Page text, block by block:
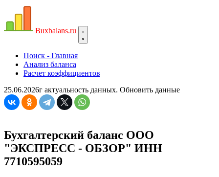
Buxbalans.ru
Поиск - Главная
Анализ баланса
Расчет коэффициентов
25.06.2026г актуальность данных. Обновить данные
Бухгалтерский баланс ООО
"ЭКСПРЕСС - ОБЗОР" ИНН
7710595059